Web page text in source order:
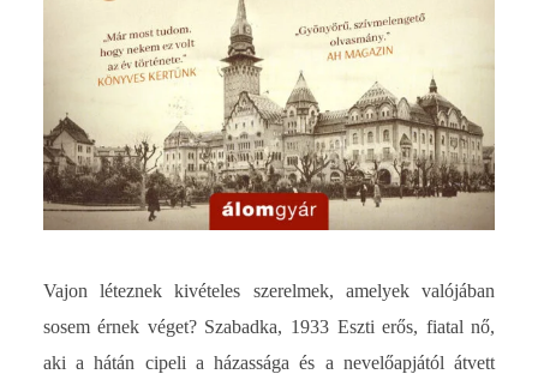
Vajon léteznek kivételes szerelmek, amelyek valójában
sosem érnek véget? Szabadka, 1933 Eszti erős, fiatal nő,
aki a hátán cipeli a házassága és a nevelőapjától átvett